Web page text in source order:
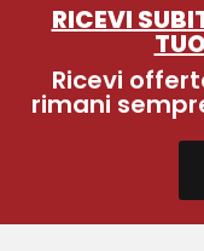
RICEVI
Ricevi
rimani